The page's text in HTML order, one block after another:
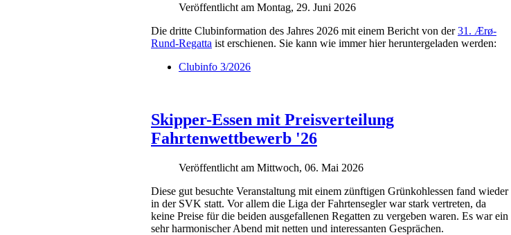
Veröffentlicht am Montag, 29. Juni 2026
Die dritte Clubinformation des Jahres 2026 mit einem Bericht von der31. Ærø-
Rund-Regatta ist erschienen. Sie kann wie immer hier heruntergeladen werden:
Clubinfo 3/2026
Skipper-Essen mit Preisverteilung
Fahrtenwettbewerb '26
Veröffentlicht am Mittwoch, 06. Mai 2026
Diese gut besuchte Veranstaltung mit einem zünftigen Grünkohlessen fand wieder
in der SVK statt. Vor allem die Liga der Fahrtensegler war stark vertreten, da
keine Preise für die beiden ausgefallenen Regatten zu vergeben waren. Es war ein
sehr harmonischer Abend mit netten und interessanten Gesprächen.